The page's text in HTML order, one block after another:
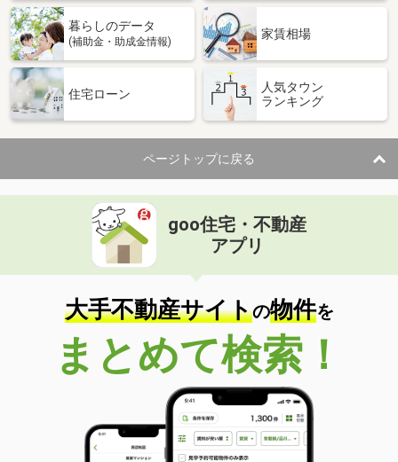
暮らしのデータ
(補助金・助成金情報)
家賃相場
住宅ローン
人気タウン
ランキング
ページトップに戻る
goo住宅・不動産
アプリ
大手不動産サイトの物件を
まとめて検索！